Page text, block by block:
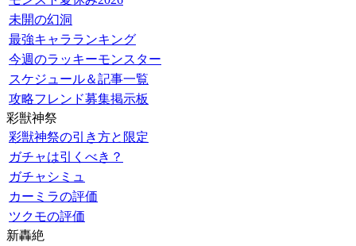
未開の幻洞
最強キャラランキング
今週のラッキーモンスター
スケジュール＆記事一覧
攻略フレンド募集掲示板
彩獣神祭
彩獣神祭の引き方と限定
ガチャは引くべき？
ガチャシミュ
カーミラの評価
ツクモの評価
新轟絶